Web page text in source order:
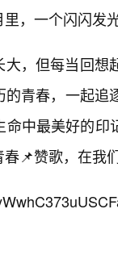
，一个闪闪发
，但每当回想
青春，一起
中最美好的
📌赞歌，在我